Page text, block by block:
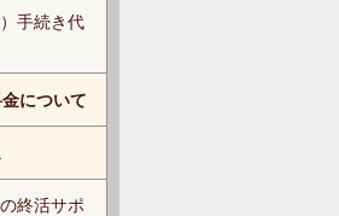
手続き代
について
終活サポ